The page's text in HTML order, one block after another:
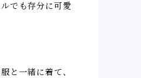
でも存分に可愛
と一緒に着て、